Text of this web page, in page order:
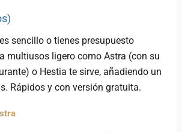
sencillo o tienes presupuesto
multiusos ligero como Astra (con su
o Hestia te sirve, añadiendo un
Rápidos y con versión gratuita.